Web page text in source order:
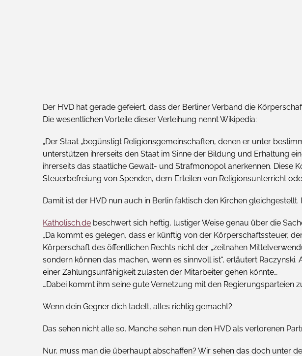
Der HVD hat gerade gefeiert, dass der Berliner Verband die
Die wesentlichen Vorteile dieser Verleihung nennt Wikipedia:
„Der Staat „begünstigt Religionsgemeinschaften, denen er unter
unterstützen ihrerseits den Staat im Sinne der Bildung und Erhaltung
ihrerseits das staatliche Gewalt- und Strafmonopol anerkennen. Diese
Steuerbefreiung von Spenden, dem Erteilen von Religionsunterricht
Damit ist der HVD nun auch in Berlin faktisch den Kirchen
Katholisch.de beschwert sich heftig, lustiger Weise genau über die
„Da kommt es gelegen, dass er künftig von der Körperschaftssteuer,
Körperschaft des öffentlichen Rechts nicht der „zeitnahen
sondern können das machen, wenn es sinnvoll ist“, erläutert
einer Zahlungsunfähigkeit zulasten der Mitarbeiter gehen könnte…
…Dabei kommt ihm seine gute Vernetzung mit den Regierungsparteien
Wenn dein Gegner dich tadelt, alles richtig gemacht?
Das sehen nicht alle so. Manche sehen nun den HVD als verlorenen
Nur, muss man die überhaupt abschaffen? Wir sehen das doch unter